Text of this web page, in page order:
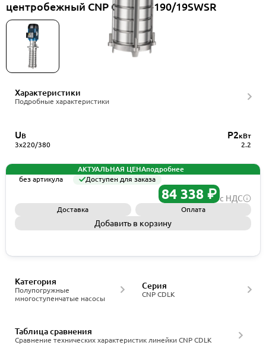
центробежный CNP CDLKF2-190/19SWSR
Характеристики
Подробные характеристики
UВ
3x220/380
P2кВт
2.2
АКТУАЛЬНАЯ ЦЕНАподробнее
без артикула
Доступен для заказа
84 338 ₽ с НДС
Доставка Оплата
Добавить в корзину
Полупогружные
многоступенчатые насосы
Категория
CNP CDLK
Серия
Сравнение технических характеристик линейки CNP CDLK
Таблица сравнения